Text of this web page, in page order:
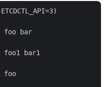
foo bar
foo1 bar1
foo